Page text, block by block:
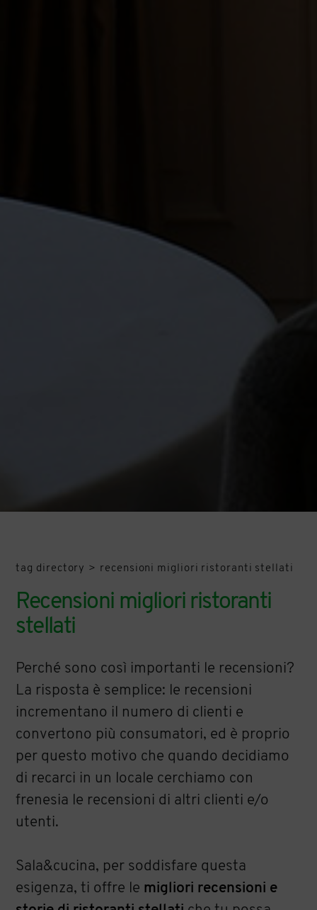
tag directory > recensioni migliori ristoranti stellati
Recensioni migliori ristoranti
stellati
Perché sono così importanti le recensioni?
La risposta è semplice: le recensioni
incrementano il numero di clienti e
convertono più consumatori, ed è proprio
per questo motivo che quando decidiamo
di recarci in un locale cerchiamo con
frenesia le recensioni di altri clienti e/o
utenti.
Sala&cucina, per soddisfare questa
esigenza, ti offre le migliori recensioni e